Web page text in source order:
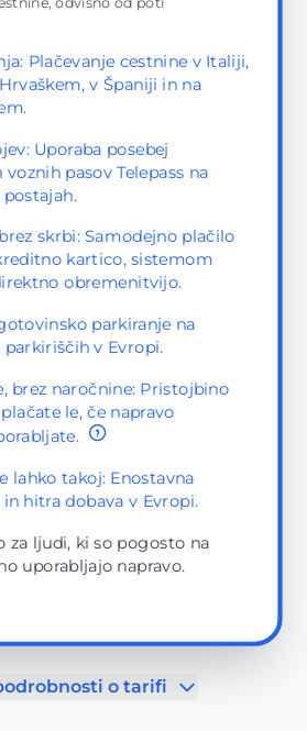
Plačevanje cestnine v Italiji,
v Španiji in na
Uporaba posebej
pasov Telepass na
skrbi: Samodejno plačilo
kartico, sistemom
obremenitvijo.
parkiranje na
v Evropi.
brez naročnine: Pristojbino
le, če napravo
lahko takoj: Enostavna
hitra dobava v Evropi.
za ljudi, ki so pogosto na
uporabljajo napravo.
o tarifi